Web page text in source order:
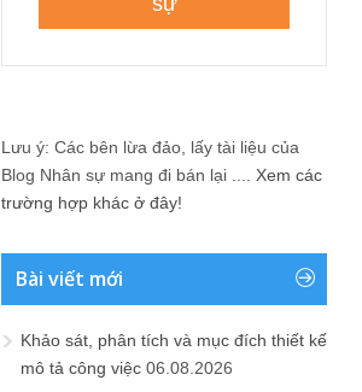
Lưu ý: Các bên lừa đảo, lấy tài liệu của
Blog Nhân sự mang đi bán lại .... Xem các
trường hợp khác ở đây!
Bài viết mới
Khảo sát, phân tích và mục đích thiết kế
mô tả công việc 06.08.2026